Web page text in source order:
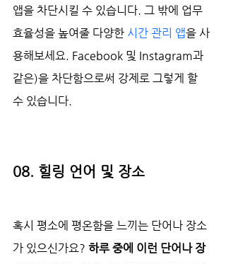
앱을 차단시킬 수 있습니다. 그 밖에 업무
효율성을 높여줄 다양한 시간 관리 앱을 사
용해보세요. Facebook 및 Instagram과
같은)을 차단함으로써 강제로 그렇게 할
수 있습니다.
08. 힐링 언어 및 장소
혹시 평소에 평온함을 느끼는 단어나 장소
가 있으신가요? 하루 중에 이런 단어나 장